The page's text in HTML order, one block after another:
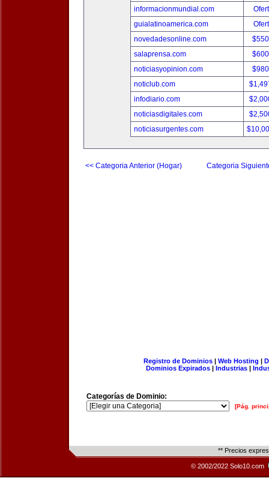
informacionmundial.com
guialatinoamerica.com
novedadesonline.com
salaprensa.com
noticiasyopinion.com
noticlub.com
infodiario.com
noticiasdigitales.com
noticiasurgentes.com
<< Categoria Anterior (Hogar) Categoria
Registro de Dominios| Web Hosting |
Dominios Expirados | Industrias |
Categorías de Dominio:
[Pág.
** Precios
© 2002/2022 Solo10.com